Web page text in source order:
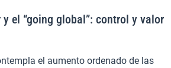
el “going global”: control y valor
el aumento ordenado de las